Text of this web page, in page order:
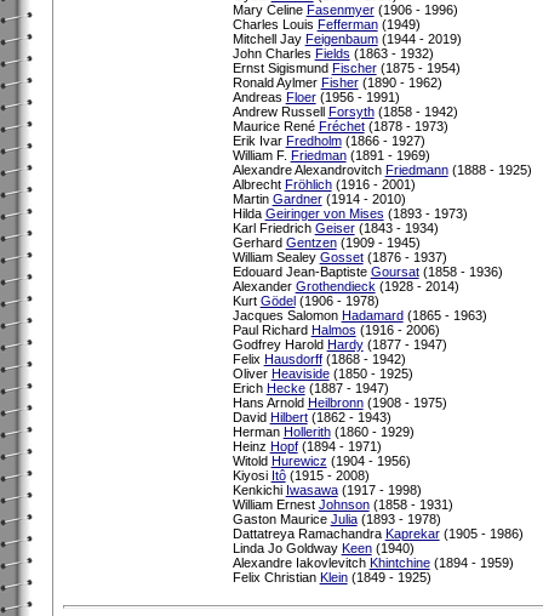
Mary Celine Fasenmyer(1906 - 1996)
Charles Louis Fefferman(1949)
Mitchell Jay Feigenbaum(1944 - 2019)
John Charles Fields (1863 - 1932)
Ernst Sigismund Fischer(1875 - 1954)
Ronald Aylmer Fisher(1890 - 1962)
Andreas Floer(1956 - 1991)
Andrew Russell Forsyth(1858 - 1942)
Maurice René Fréchet(1878 - 1973)
Erik Ivar Fredholm(1866 - 1927)
William F. Friedman(1891 - 1969)
Alexandre Alexandrovitch Friedmann(1888 - 1925)
Albrecht Fröhlich(1916 - 2001)
Martin Gardner(1914 - 2010)
Hilda Geiringer von Mises (1893 - 1973)
Karl Friedrich Geiser(1843 - 1934)
Gerhard Gentzen(1909 - 1945)
William Sealey Gosset(1876 - 1937)
Edouard Jean-Baptiste Goursat(1858 - 1936)
Alexander Grothendieck (1928 - 2014)
Kurt Gödel(1906 - 1978)
Jacques Salomon Hadamard(1865 - 1963)
Paul Richard Halmos (1916 - 2006)
Godfrey Harold Hardy(1877 - 1947)
Felix Hausdorff(1868 - 1942)
Oliver Heaviside(1850 - 1925)
Erich Hecke(1887 - 1947)
Hans Arnold Heilbronn(1908 - 1975)
David Hilbert(1862 - 1943)
Herman Hollerith(1860 - 1929)
Heinz Hopf(1894 - 1971)
Witold Hurewicz (1904 - 1956)
Kiyosi Itô(1915 - 2008)
Kenkichi Iwasawa(1917 - 1998)
William Ernest Johnson(1858 - 1931)
Gaston Maurice Julia(1893 - 1978)
Dattatreya Ramachandra Kaprekar(1905 - 1986)
Linda Jo Goldway Keen(1940)
Alexandre Iakovlevitch Khintchine(1894 - 1959)
Felix Christian Klein(1849 - 1925)